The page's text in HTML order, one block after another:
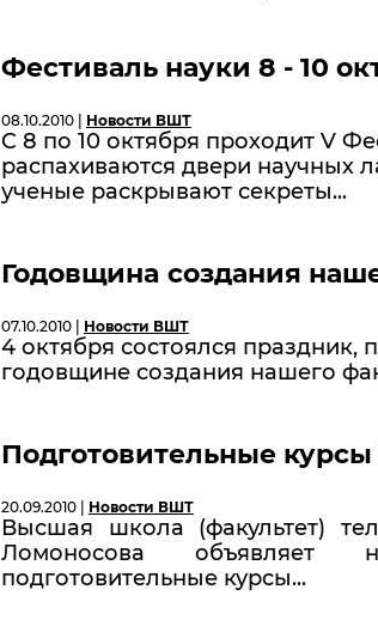
Фестиваль науки 8 - 10
08.10.2010 | Новости ВШТ
C 8 по 10 октября проходит V
распахиваются двери научных
ученые раскрывают секреты...
Годовщинa создания
07.10.2010 | Новости ВШТ
4 октября состоялся праздник,
годовщине создания нашего
Подготовительные
20.09.2010 | Новости ВШТ
Высшая школа (факультет)
Ломоносова объявляет
подготовительные курсы...